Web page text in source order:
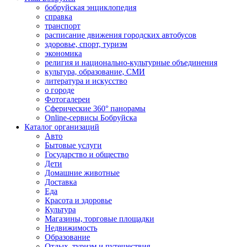
бобруйская энциклопедия
справка
транспорт
расписание движения городских автобусов
здоровье, спорт, туризм
экономика
религия и национально-культурные объединения
культура, образование, СМИ
литература и искусство
о городе
Фотогалереи
Сферические 360° панорамы
Online-сервисы Бобруйска
Каталог организаций
Авто
Бытовые услуги
Государство и общество
Дети
Домашние животные
Доставка
Еда
Красота и здоровье
Культура
Магазины, торговые площадки
Недвижимость
Образование